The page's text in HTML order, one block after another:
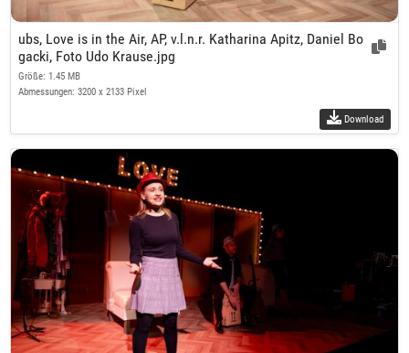
ubs, Love is in the Air, AP, v.l.n.r. Katharina Apitz, Daniel Bo
gacki, Foto Udo Krause.jpg
Größe: 1.45 MB
Abmessungen: 3200 x 2133 Pixel
Download